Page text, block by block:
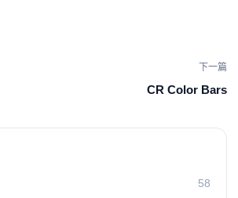
下一篇
CR Color Bars
58